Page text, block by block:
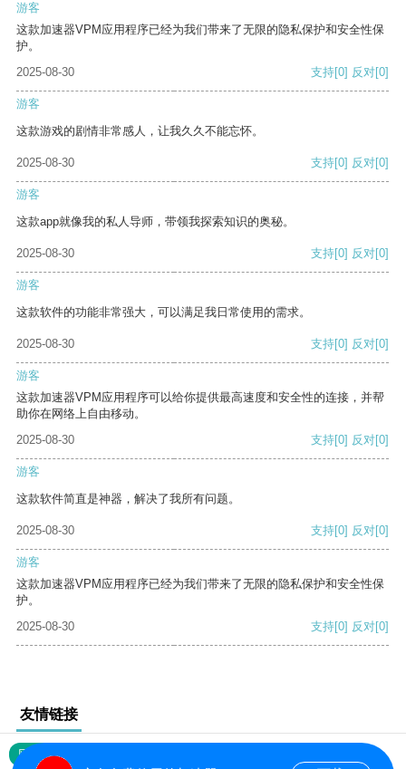
游客
这款加速器VPM应用程序已经为我们带来了无限的隐私保护和安全性保
护。
2025-08-30
支持[0] 反对[0]
游客
这款游戏的剧情非常感人，让我久久不能忘怀。
2025-08-30 支持[0] 反对[0]
游客
这款app就像我的私人导师，带领我探索知识的奥秘。
2025-08-30 支持[0] 反对[0]
游客
这款软件的功能非常强大，可以满足我日常使用的需求。
2025-08-30 支持[0] 反对[0]
游客
这款加速器VPM应用程序可以给你提供最高速度和安全性的连接，并帮
助你在网络上自由移动。
2025-08-30
支持[0] 反对[0]
游客
这款软件简直是神器，解决了我所有问题。
2025-08-30 支持[0] 反对[0]
游客
这款加速器VPM应用程序已经为我们带来了无限的隐私保护和安全性保
护。
2025-08-30
支持[0] 反对[0]
友情链接
网站地图